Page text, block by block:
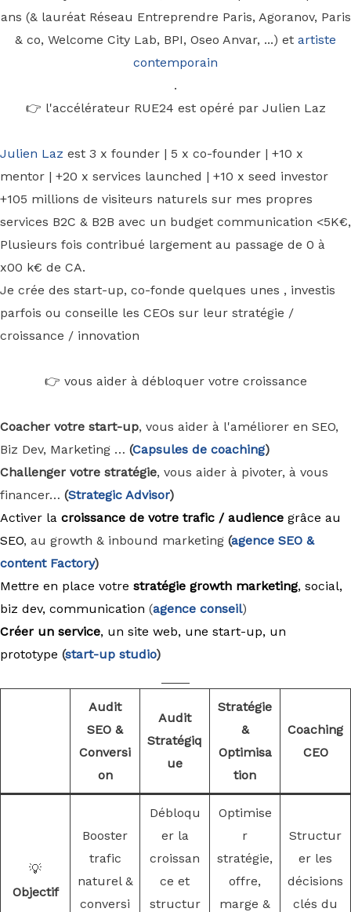
ans (& lauréat Réseau Entreprendre Paris, Agoranov, Paris
& co, Welcome City Lab, BPI, Oseo Anvar, ...) et artiste
contemporain
.
👉 l'accélérateur RUE24 est opéré par Julien Laz
Julien Laz est 3 x founder | 5 x co-founder | +10 x
mentor | +20 x services launched | +10 x seed investor
+105 millions de visiteurs naturels sur mes propres
services B2C & B2B avec un budget communication <5K€,
Plusieurs fois contribué largement au passage de 0 à
x00 k€ de CA.
Je crée des start-up, co-fonde quelques unes , investis
parfois ou conseille les CEOs sur leur stratégie /
croissance / innovation
👉 vous aider à débloquer votre croissance
Coacher votre start-up, vous aider à l'améliorer en SEO,
Biz Dev, Marketing … (Capsules de coaching)
Challenger votre stratégie, vous aider à pivoter, à vous
financer… (Strategic Advisor)
Activer la croissance de votre trafic / audience grâce au
SEO, au growth & inbound marketing (agence SEO &
content Factory)
Mettre en place votre stratégie growth marketing, social,
biz dev, communication (agence conseil)
Créer un service, un site web, une start-up, un
prototype (start-up studio)
Audit
SEO &
Conversi
on
Audit
Stratégiq
ue
Stratégie
&
Optimisa
tion
Coaching
CEO
💡
Objectif
Booster
trafic
naturel &
conversi
Débloqu
er la
croissan
ce et
structur
Optimise
r
stratégie,
offre,
marge &
Structur
er les
décisions
clés du